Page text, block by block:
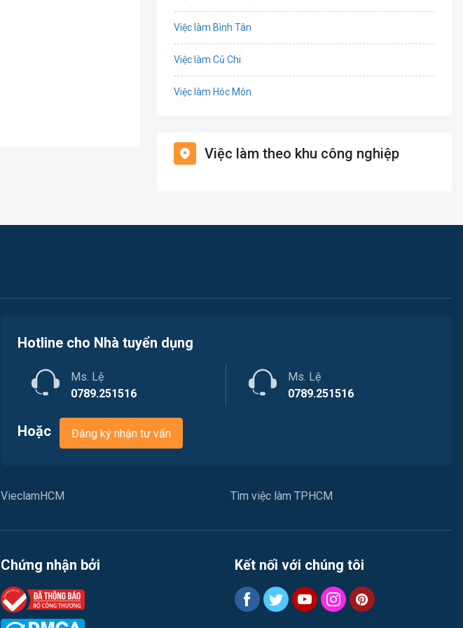
Văn Phòng
Sản xuất / Vận hành sản xuất
Việc làm Bình Tân
Việc làm Củ Chi
Việc làm Hóc Môn
Việc làm Nhà Bè
Việc làm Quận 5
Việc làm Quận 8
Việc làm theo khu công nghiệp
Hotline cho Nhà tuyển dụng
Ms. Lệ
0789.251516
Ms. Lệ
0789.251516
Hoặc Đăng ký nhận tư vấn
VieclamHCM Tìm việc làm TPHCM
Chứng nhận bởi Kết nối với chúng tôi